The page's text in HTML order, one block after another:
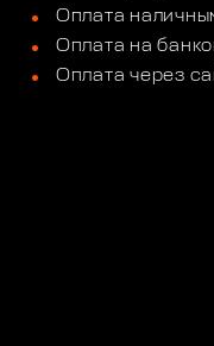
Оплата
Оплата на
Оплата через